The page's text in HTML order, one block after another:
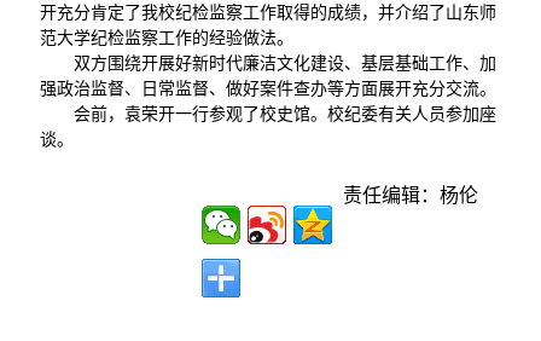
开充分肯定了我校纪检监察工作取得的成绩，并介绍了山东师
范大学纪检监察工作的经验做法。
双方围绕开展好新时代廉洁文化建设、基层基础工作、加
强政治监督、日常监督、做好案件查办等方面展开充分交流。
会前，袁荣开一行参观了校史馆。校纪委有关人员参加座
谈。
责任编辑：杨伦